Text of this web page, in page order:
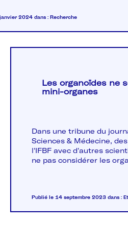
2024 dans : Recherche
Les organoïdes ne
mini-organes
Dans une tribune du
Sciences & Médecine,
l'IFBF avec d'autres
ne pas considérer les
Publié le 14 septembre 2023 dans :